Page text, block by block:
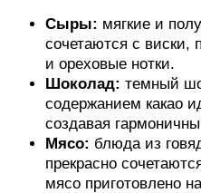
Сыры: мягкие и
сочетаются с виски,
и ореховые нотки.
Шоколад: темный
содержанием какао
создавая
Мясо: блюда из
прекрасно
мясо приготовлено